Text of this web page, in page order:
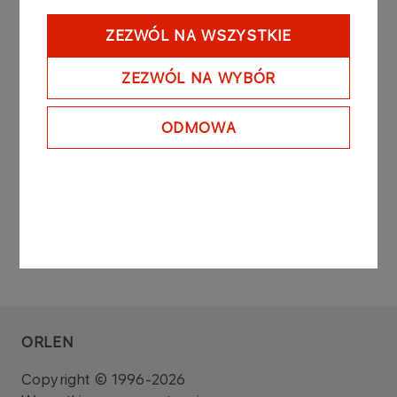
ZEZWÓL NA WSZYSTKIE
ZEZWÓL NA WYBÓR
ODMOWA
Raport sporządzono na podstawie: art. 160 ust. 4
ustawy z dnia 29 lipca 2005 roku o obrocie
instrumentami finansowymi (Dz. U. z 2010 r. Nr 211,
poz. 1384 z późniejszymi zmianami).
Zarząd PKN ORLEN S.A.
ORLEN
Copyright © 1996-2026